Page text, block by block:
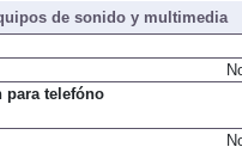
de sonido y multimedia
para telefóno